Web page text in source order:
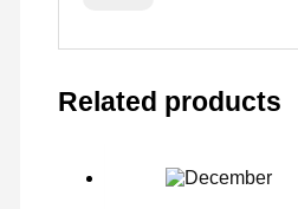
Related products